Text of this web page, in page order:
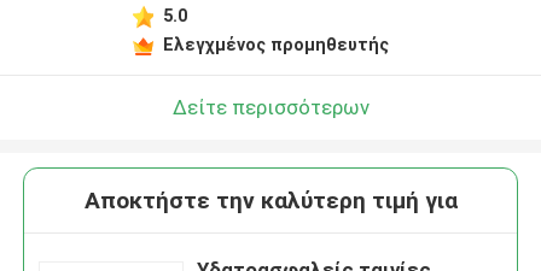
5.0
Ελεγχμένος προμηθευτής
Δείτε περισσότερων
Αποκτήστε την καλύτερη τιμή για